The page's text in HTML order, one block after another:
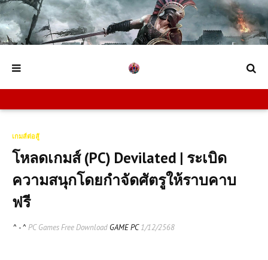
เกมส์ต่อสู้
โหลดเกมส์ (PC) Devilated | ระเบิด
ความสนุกโดยกำจัดศัตรูให้ราบคาบ
ฟรี
^ - ^ PC Games Free Download GAME PC1/12/2568